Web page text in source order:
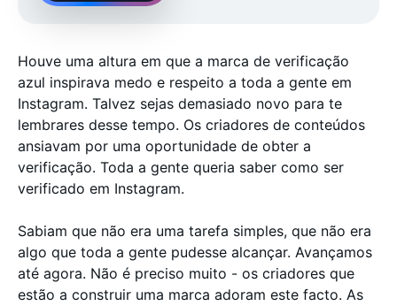
Houve uma altura em que a marca de verificação
azul inspirava medo e respeito a toda a gente em
Instagram. Talvez sejas demasiado novo para te
lembrares desse tempo. Os criadores de conteúdos
ansiavam por uma oportunidade de obter a
verificação. Toda a gente queria saber como ser
verificado em Instagram.
Sabiam que não era uma tarefa simples, que não era
algo que toda a gente pudesse alcançar. Avançamos
até agora. Não é preciso muito - os criadores que
estão a construir uma marca adoram este facto. As